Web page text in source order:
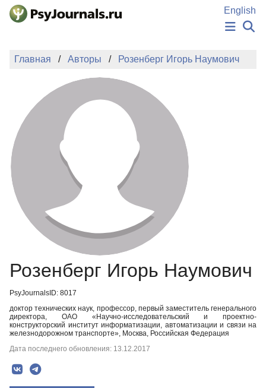
Перейти к основному содержанию
English
НОВОСТИ
АВТОРЫ
ПОДАТЬ РУКОПИСЬ
БАЗА ЗНАНИЙ
КЛЮЧЕВЫЕ СЛОВА
Регистрация
Главная Авторы Розенберг Игорь Наумович
Розенберг Игорь Наумович
PsyJournalsID: 8017
доктор технических наук, профессор, первый заместитель генерального
директора, ОАО «Научно-исследовательский и проектно-
конструкторский институт информатизации, автоматизации и связи на
железнодорожном транспорте», Москва, Российская Федерация
Дата последнего обновления: 13.12.2017